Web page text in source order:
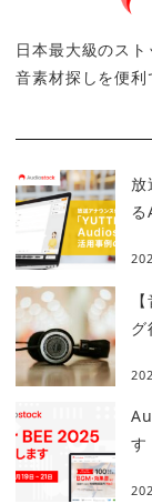
日本最大級のス
音素材探しを便利
放
グ
す